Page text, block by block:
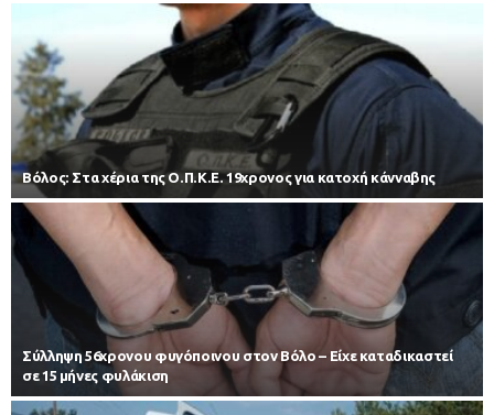
Βόλος: Στα χέρια της Ο.Π.Κ.Ε. 19χρονος για κατοχή κάνναβης
Σύλληψη 56χρονου φυγόποινου στον Βόλο – Είχε καταδικαστεί
σε 15 μήνες φυλάκιση